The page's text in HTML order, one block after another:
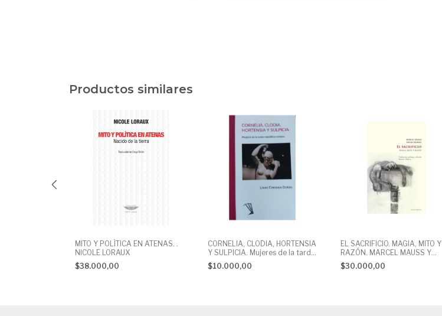
Productos similares
MITO Y POLÍTICA EN ATENAS. .
NICOLE LORAUX
$38.000,00
CORNELIA, CLODIA, HORTENSIA
Y SULPICIA. Mujeres de la tardo-
república romana. L.CAROLINA
DURÁN
$10.000,00
EL SACRIFICIO. MAGIA, MITO Y
RAZÓN. MARCEL MAUSS Y
HENRI HUBERT
$30.000,00